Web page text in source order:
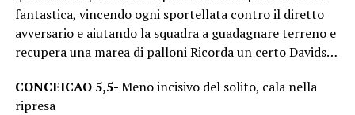
fantastica, vincendo ogni sportellata contro il diretto
avversario e aiutando la squadra a guadagnare terreno e
recupera una marea di palloni Ricorda un certo Davids…
CONCEICAO 5,5-Meno incisivo del solito, cala nella
ripresa